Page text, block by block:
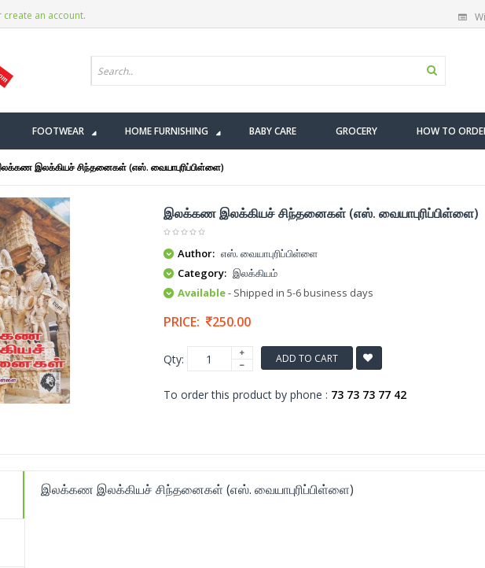
create an account.
FOOTWEAR HOME FURNISHING BABY CARE GROCERY HOW TO
இலக்கியச் சிந்தனைகள் (எஸ். வையாபுரிப்பிள்ளை)
இலக்கண இலக்கியச் சிந்தனைகள் (எஸ். வையாபுரிப்பிள்ளை)
Author: எஸ். வையாபுரிப்பிள்ளை
Category: இலக்கியம்
Available- Shipped in 5-6 business days
PRICE: 250.00
Qty: ADD TO CART
To order this product by phone : 73 73 73 77 42
இலக்கண இலக்கியச் சிந்தனைகள் (எஸ். வையாபுரிப்பிள்ளை)